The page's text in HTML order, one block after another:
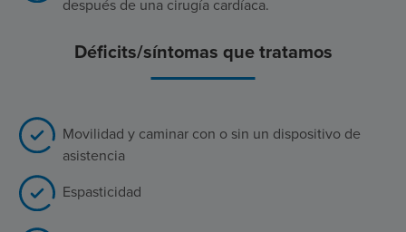
después de una cirugía cardíaca.
Déficits/síntomas que tratamos
Movilidad y caminar con o sin un dispositivo de
asistencia
Espasticidad